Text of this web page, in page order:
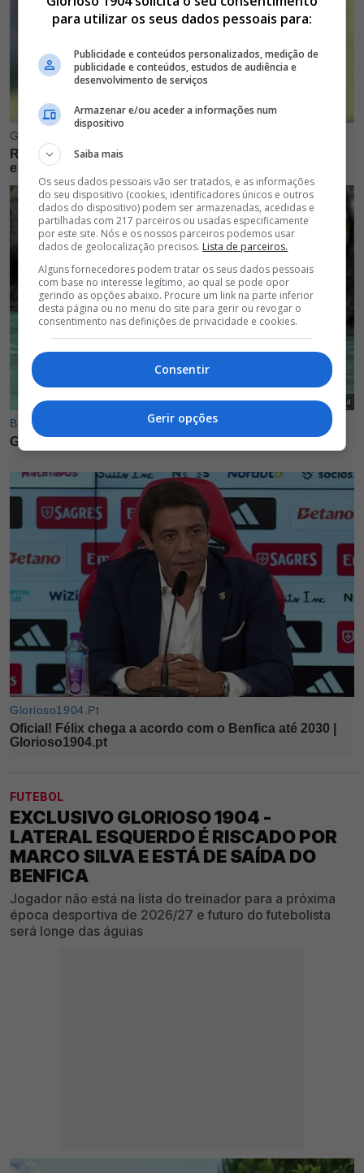
FUTEBOL
EXCLUSIVO GLORIOSO 1904 -
LATERAL ESQUERDO É RISCADO POR
MARCO SILVA E ESTÁ DE SAÍDA DO
BENFICA
Jogador não está na lista do treinador para a próxima
época desportiva de 2026/27 e futuro do futebolista
será longe das águias
para utilizar os seus dados pessoais para:
Publicidade e conteúdos personalizados, medição de
publicidade e conteúdos, estudos de audiência e
desenvolvimento de serviços
Armazenar e/ou aceder a informações num
dispositivo
Saiba mais
Os seus dados pessoais vão ser tratados, e as informações
do seu dispositivo (cookies, identificadores únicos e outros
dados do dispositivo) podem ser armazenadas, acedidas e
partilhadas com 217 parceiros ou usadas especificamente
por este site. Nós e os nossos parceiros podemos usar
dados de geolocalização precisos. Lista de parceiros.
Alguns fornecedores podem tratar os seus dados pessoais
com base no interesse legítimo, ao qual se pode opor
gerindo as opções abaixo. Procure um link na parte inferior
desta página ou no menu do site para gerir ou revogar o
consentimento nas definições de privacidade e cookies.
Consentir
Gerir opções